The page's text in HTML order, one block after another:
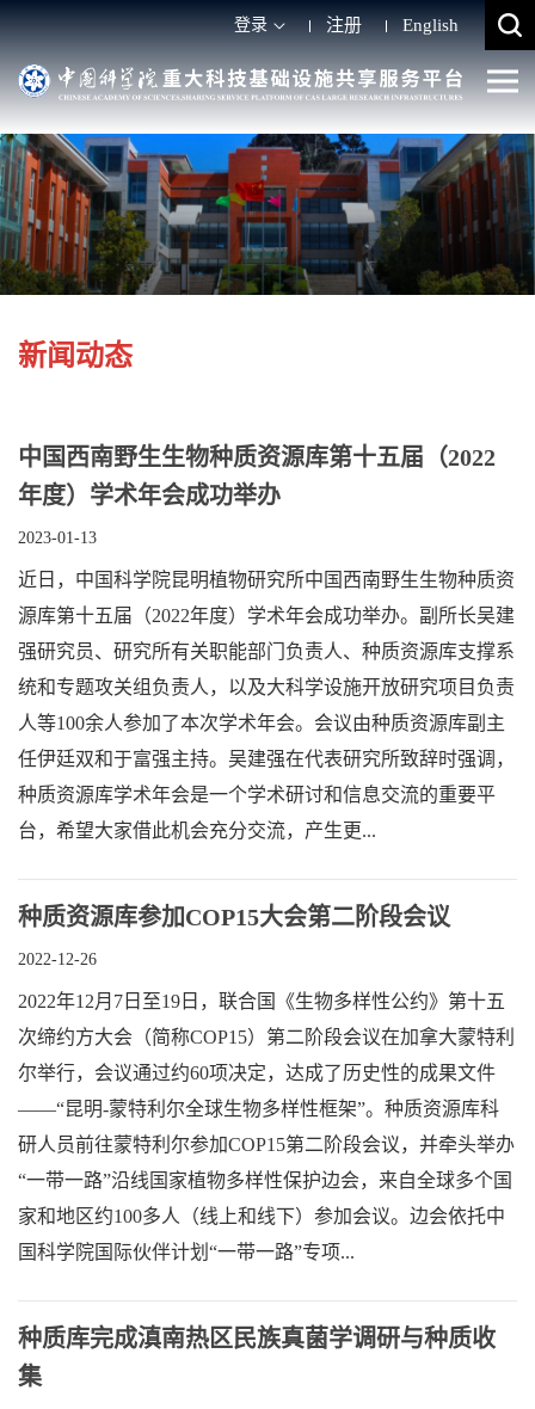
登录 注册 English
新闻动态
中国西南野生生物种质资源库第十五届（2022
年度）学术年会成功举办
2023-01-13
近日，中国科学院昆明植物研究所中国西南野生生物种质资
源库第十五届（2022年度）学术年会成功举办。副所长吴建
强研究员、研究所有关职能部门负责人、种质资源库支撑系
统和专题攻关组负责人，以及大科学设施开放研究项目负责
人等100余人参加了本次学术年会。会议由种质资源库副主
任伊廷双和于富强主持。吴建强在代表研究所致辞时强调，
种质资源库学术年会是一个学术研讨和信息交流的重要平
台，希望大家借此机会充分交流，产生更...
种质资源库参加COP15大会第二阶段会议
2022-12-26
2022年12月7日至19日，联合国《生物多样性公约》第十五
次缔约方大会（简称COP15）第二阶段会议在加拿大蒙特利
尔举行，会议通过约60项决定，达成了历史性的成果文件
——“昆明-蒙特利尔全球生物多样性框架”。种质资源库科
研人员前往蒙特利尔参加COP15第二阶段会议，并牵头举办
“一带一路”沿线国家植物多样性保护边会，来自全球多个国
家和地区约100多人（线上和线下）参加会议。边会依托中
国科学院国际伙伴计划“一带一路”专项...
种质库完成滇南热区民族真菌学调研与种质收
集